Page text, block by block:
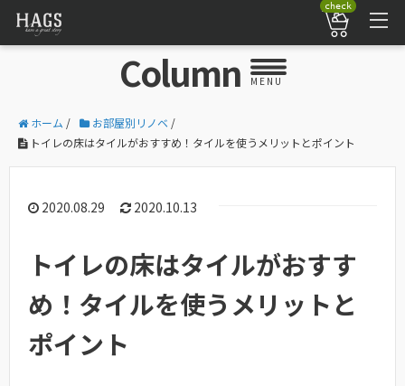
check
Column MENU
ホーム / お部屋別リノベ /
トイレの床はタイルがおすすめ！タイルを使うメリットとポイント
2020.08.29 2020.10.13
トイレの床はタイルがおすす
め！タイルを使うメリットと
ポイント